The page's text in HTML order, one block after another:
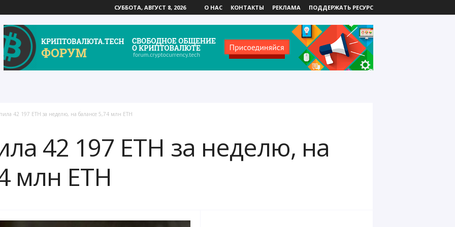
СУББОТА, АВГУСТ 8, 2026 О НАС КОНТАКТЫ РЕКЛАМА ПОДДЕРЖАТЬ РЕСУРС
42 197 ETH за неделю, на балансе 5,74 млн ETH
42 197 ETH за неделю, на
млн ETH